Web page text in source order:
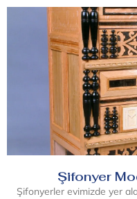
Şifonyer
Şifonyerler evimizde yer